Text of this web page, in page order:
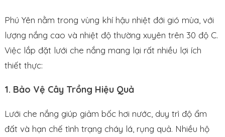
Phú Yên nằm trong vùng khí hậu nhiệt đới gió mùa, với
lượng nắng cao và nhiệt độ thường xuyên trên 30 độ C.
Việc lắp đặt lưới che nắng mang lại rất nhiều lợi ích
thiết thực:
1. Bảo Vệ Cây Trồng Hiệu Quả
Lưới che nắng giúp giảm bốc hơi nước, duy trì độ ẩm
đất và hạn chế tình trạng cháy lá, rụng quả. Nhiều hộ